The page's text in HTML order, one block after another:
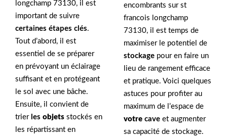
longchamp 73130, il est
important de suivre
certaines étapes clés.
Tout d’abord, il est
essentiel de se préparer
en prévoyant un éclairage
suffisant et en protégeant
le sol avec une bâche.
Ensuite, il convient de
trier les objets stockés en
les répartissant en
encombrants sur st
francois longchamp
73130, il est temps de
maximiser le potentiel de
stockage pour en faire un
lieu de rangement efficace
et pratique. Voici quelques
astuces pour profiter au
maximum de l’espace de
votre cave et augmenter
sa capacité de stockage.